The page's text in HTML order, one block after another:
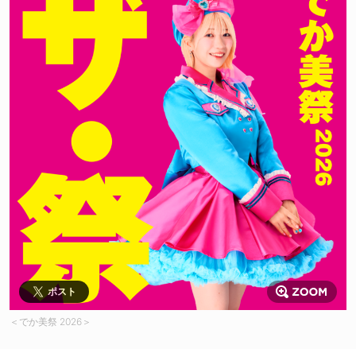
ポスト
＜でか美祭 2026＞